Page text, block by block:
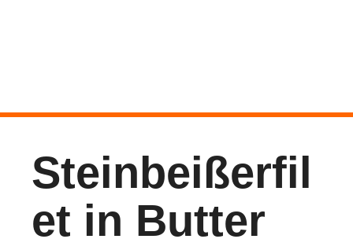
Steinbeißerfil
et in Butter